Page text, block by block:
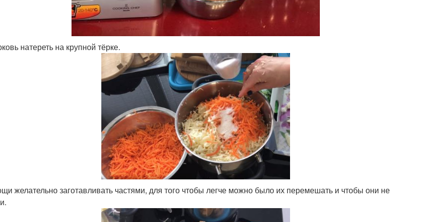
натереть на крупной тёрке.
желательно заготавливать частями, для того чтобы легче можно было их перемешать и чтобы они не